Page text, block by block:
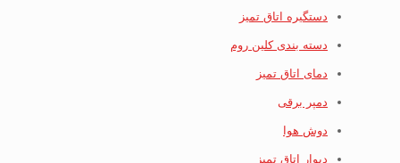
دستگیره اتاق تمیز
دسته بندی کلین روم
دمای اتاق تمیز
دمپر برقی
دوش هوا
دیوار اتاق تمیز